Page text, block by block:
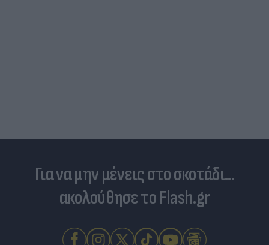
Για να μην μένεις στο σκοτάδι...
ακολούθησε το Flash.gr